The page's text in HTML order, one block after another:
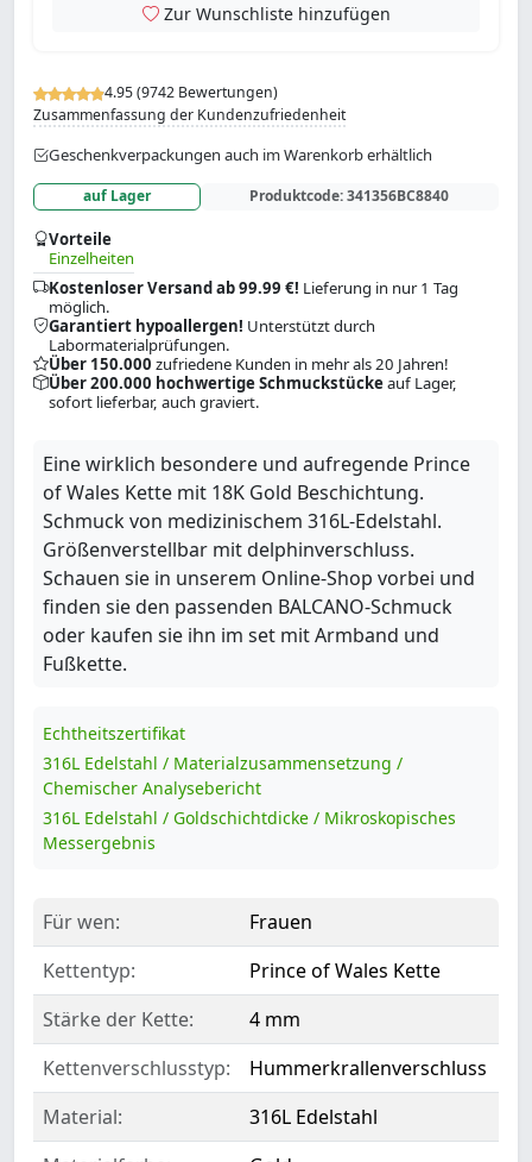
4.95 (9742 Bewertungen)
Zusammenfassung der Kundenzufriedenheit
Geschenkverpackungen auch im Warenkorb erhältlich
auf Lager Produktcode:341356BC8840
Vorteile
Einzelheiten
Kostenloser Versand ab 99.99 €! Lieferung in nur 1 Tag
möglich.
Garantiert hypoallergen! Unterstützt durch
Labormaterialprüfungen.
Über 150.000 zufriedene Kunden in mehr als 20 Jahren!
Über 200.000 hochwertige Schmuckstückeauf Lager,
sofort lieferbar, auch graviert.
Zur Wunschliste hinzufügen
Eine wirklich besondere und aufregende Prince
of Wales Kette mit 18K Gold Beschichtung.
Schmuck von medizinischem 316L-Edelstahl.
Größenverstellbar mit delphinverschluss.
Schauen sie in unserem Online-Shop vorbei und
finden sie den passenden BALCANO-Schmuck
oder kaufen sie ihn im set mit Armband und
Fußkette.
Echtheitszertifikat
316L Edelstahl / Materialzusammensetzung /
Chemischer Analysebericht
316L Edelstahl / Goldschichtdicke / Mikroskopisches
Messergebnis
Für wen:
Frauen
Kettentyp:
Prince of Wales Kette
Stärke der Kette:
4 mm
Kettenverschlusstyp:
Hummerkrallenverschluss
Material:
316L Edelstahl